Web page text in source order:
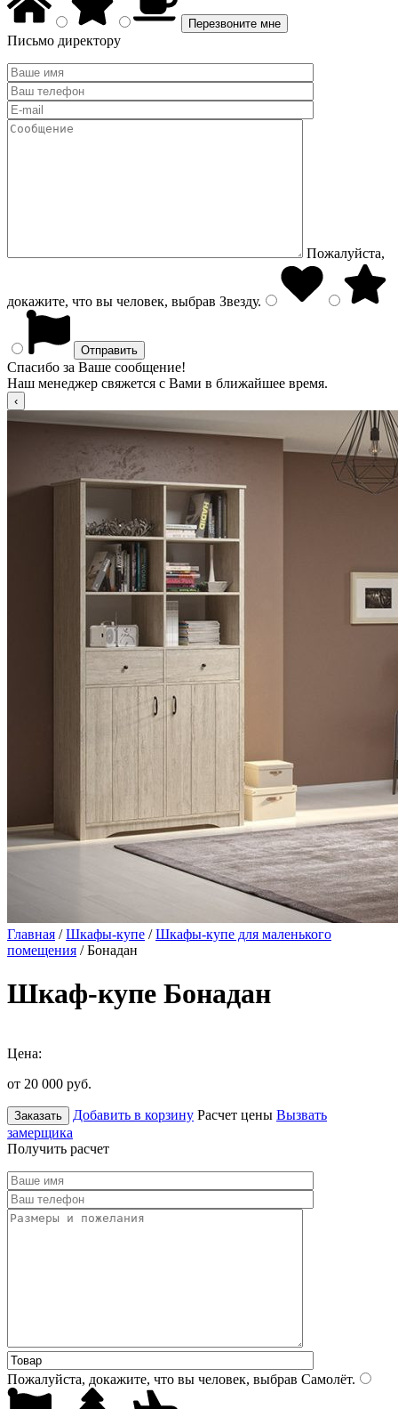
Письмо директору
Пожалуйста,
докажите, что вы человек, выбрав Звезду.
Спасибо за Ваше сообщение!
Наш менеджер свяжется с Вами в ближайшее время.
Главная /Шкафы-купе /Шкафы-купе для маленького
помещения / Бонадан
Шкаф-купе Бонадан
Цена:
от 20 000 руб.
Заказать Добавить в корзину Расчет цены Вызвать
замерщика
Получить расчет
Пожалуйста, докажите, что вы человек, выбрав Самолёт.